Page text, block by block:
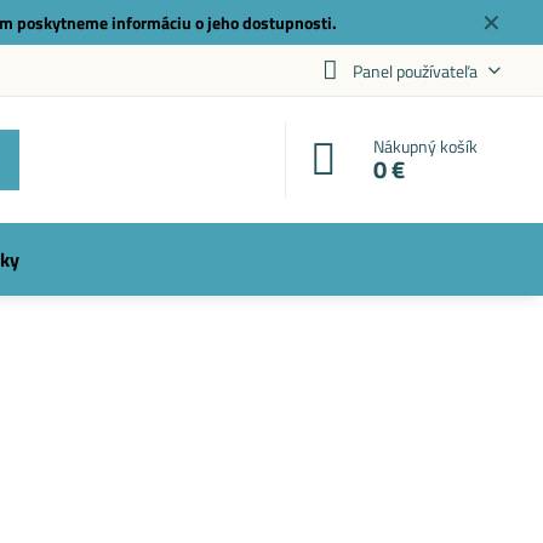
✕
poskytneme informáciu o jeho dostupnosti.
Panel používateľa
Nákupný košík
0 €